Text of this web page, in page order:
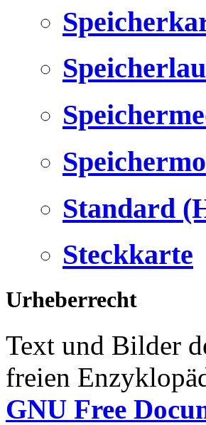
Standard
Steckkarte
Urheberrecht
Text und Bilder
freien
GNU Free